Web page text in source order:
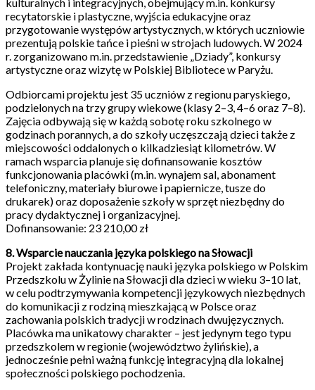
recytatorskie i plastyczne, wyjścia edukacyjne oraz
przygotowanie występów artystycznych, w których uczniowie
prezentują polskie tańce i pieśni w strojach ludowych. W 2024
r. zorganizowano m.in. przedstawienie „Dziady”, konkursy
artystyczne oraz wizytę w Polskiej Bibliotece w Paryżu.
Odbiorcami projektu jest 35 uczniów z regionu paryskiego,
podzielonych na trzy grupy wiekowe (klasy 2–3, 4–6 oraz 7–8).
Zajęcia odbywają się w każdą sobotę roku szkolnego w
godzinach porannych, a do szkoły uczęszczają dzieci także z
miejscowości oddalonych o kilkadziesiąt kilometrów. W
ramach wsparcia planuje się dofinansowanie kosztów
funkcjonowania placówki (m.in. wynajem sal, abonament
telefoniczny, materiały biurowe i papiernicze, tusze do
drukarek) oraz doposażenie szkoły w sprzęt niezbędny do
pracy dydaktycznej i organizacyjnej.
Dofinansowanie: 23 210,00 zł
8. Wsparcie nauczania języka polskiego na Słowacji
Projekt zakłada kontynuację nauki języka polskiego w Polskim
Przedszkolu w Żylinie na Słowacji dla dzieci w wieku 3–10 lat,
w celu podtrzymywania kompetencji językowych niezbędnych
do komunikacji z rodziną mieszkającą w Polsce oraz
zachowania polskich tradycji w rodzinach dwujęzycznych.
Placówka ma unikatowy charakter – jest jedynym tego typu
przedszkolem w regionie (województwo żylińskie), a
jednocześnie pełni ważną funkcję integracyjną dla lokalnej
społeczności polskiego pochodzenia.